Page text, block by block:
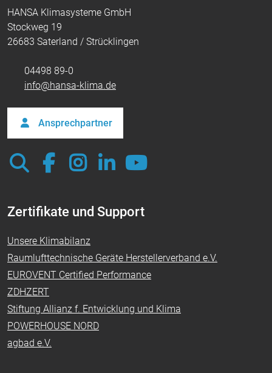
HANSA Klimasysteme GmbH
Stockweg 19
26683 Saterland / Strücklingen
04498 89-0
info@hansa-klima.de
Ansprechpartner
Zertifikate und Support
Unsere Klimabilanz
Raumlufttechnische Geräte Herstellerverband e.V.
EUROVENT Certified Performance
ZDHZERT
Stiftung Allianz f. Entwicklung und Klima
POWERHOUSE NORD
agbad e.V.